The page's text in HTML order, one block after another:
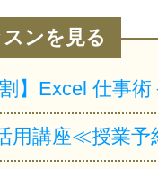
ンを見る